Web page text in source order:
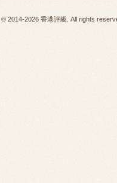
© 2014-2026 香港評級. All rights